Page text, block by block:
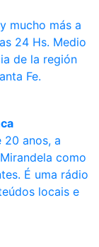
mucho más a
24 Hs. Medio
de la región
Fe.
20 anos, a
como
É uma rádio
locais e